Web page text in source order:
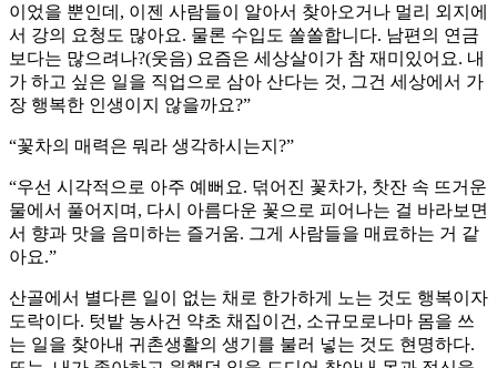
이었을 뿐인데, 이젠 사람들이 알아서 찾아오거나 멀리 외지에
서 강의 요청도 많아요. 물론 수입도 쏠쏠합니다. 남편의 연금
보다는 많으려나?(웃음) 요즘은 세상살이가 참 재미있어요. 내
가 하고 싶은 일을 직업으로 삼아 산다는 것, 그건 세상에서 가
장 행복한 인생이지 않을까요?”
“꽃차의 매력은 뭐라 생각하시는지?”
“우선 시각적으로 아주 예뻐요. 덖어진 꽃차가, 찻잔 속 뜨거운
물에서 풀어지며, 다시 아름다운 꽃으로 피어나는 걸 바라보면
서 향과 맛을 음미하는 즐거움. 그게 사람들을 매료하는 거 같
아요.”
산골에서 별다른 일이 없는 채로 한가하게 노는 것도 행복이자
도락이다. 텃밭 농사건 약초 채집이건, 소규모로나마 몸을 쓰
는 일을 찾아내 귀촌생활의 생기를 불러 넣는 것도 현명하다.